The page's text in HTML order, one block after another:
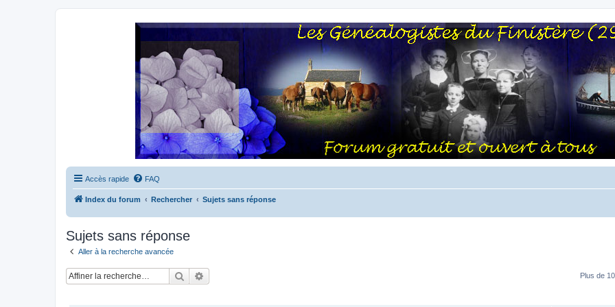
Accès rapide FAQ
Index du forum Rechercher Sujets sans réponse
Sujets sans réponse
Aller à la recherche avancée
Rechercher Plus de